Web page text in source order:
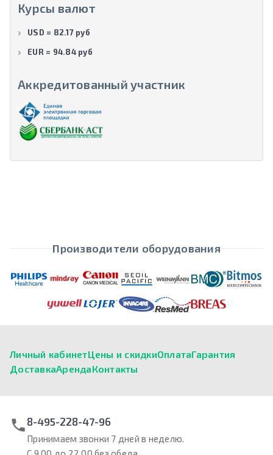
Курсы валют
USD = 82.17 руб
EUR = 94.84 руб
Аккредитованный участник
Производители оборудования
Личный кабинетЦены и скидкиОплатаГарантия
ДоставкаАрендаКонтакты
8-495-228-47-96
Принимаем звонки 7 дней в неделю.